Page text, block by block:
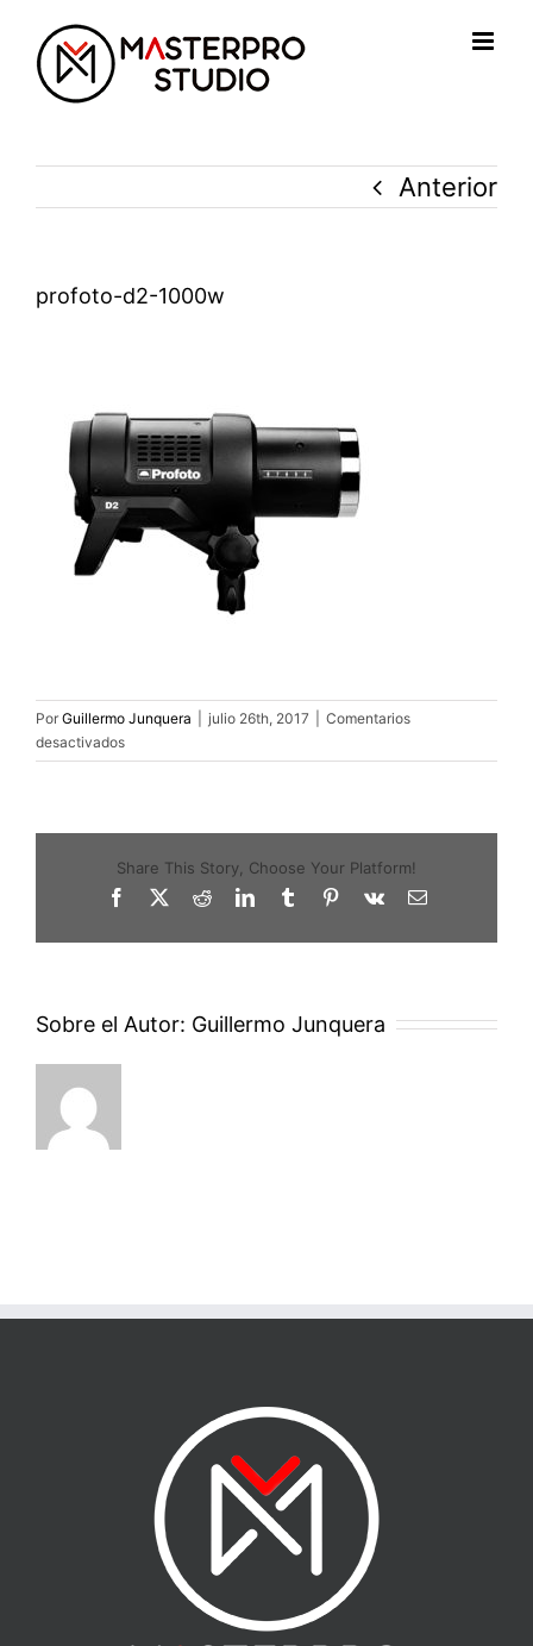
Saltar
contenido
Anterior
profoto-d2-1000w
Por Guillermo Junquera julio 26th, 2017
Comentarios
desactivadosen
profoto-
Share This Story, Choose Your Platform!
Facebook
X RedditLinkedInTumblrPinterest
Vk
Correo
Sobre el Autor: Guillermo Junquera